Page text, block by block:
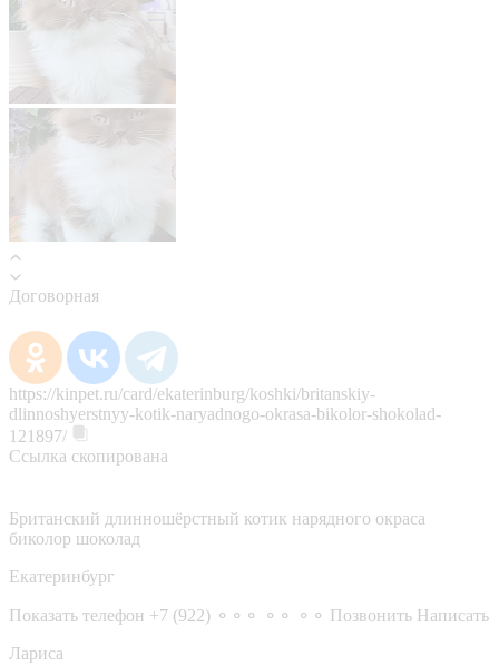
Договорная
https://kinpet.ru/card/ekaterinburg/koshki/britanskiy-
dlinnoshyerstnyy-kotik-naryadnogo-okrasa-bikolor-shokolad-
121897/
Ссылка скопирована
Британский длинношёрстный котик нарядного окраса
биколор шоколад
Екатеринбург
Показать телефон +7 (922) ⚬⚬⚬ ⚬⚬ ⚬⚬ Позвонить Написать
Лариса